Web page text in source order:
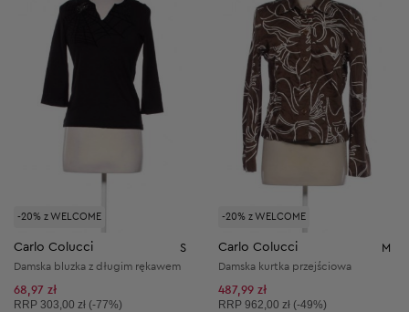
-20% z WELCOME
Carlo Colucci S
Damska bluzka z długim rękawem
68,97 zł
Cena sugerowana:
RRP 303,00 zł (-77%)
-20% z WELCOME
Carlo Colucci M
Damska kurtka przejściowa
487,99 zł
Cena sugerowana:
RRP 962,00 zł (-49%)